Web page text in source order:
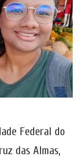
Federal do
das Almas,